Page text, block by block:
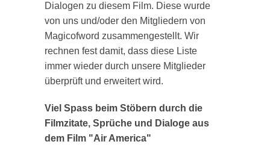
Dialogen zu diesem Film. Diese wurde
von uns und/oder den Mitgliedern von
Magicofword zusammengestellt. Wir
rechnen fest damit, dass diese Liste
immer wieder durch unsere Mitglieder
überprüft und erweitert wird.
Viel Spass beim Stöbern durch die
Filmzitate, Sprüche und Dialoge aus
dem Film "Air America"